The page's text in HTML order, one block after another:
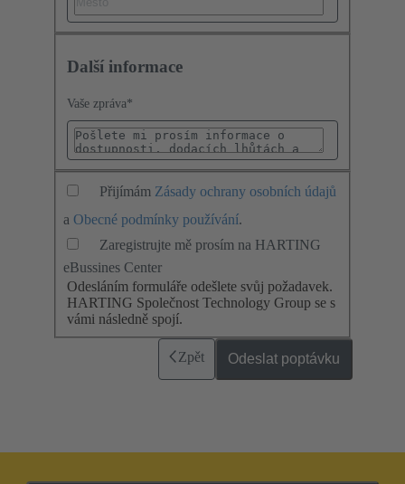
Další informace
Vaše zpráva*
Přijímám Zásady ochrany osobních údajů
a Obecné podmínky používání.
Zaregistrujte mě prosím na HARTING
eBussines Center
Odesláním formuláře odešlete svůj požadavek.
HARTING Společnost Technology Group se s
vámi následně spojí.
Zpět Odeslat poptávku